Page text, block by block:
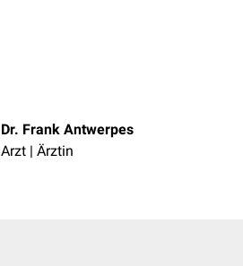
Dr. Frank Antwerpes
Arzt | Ärztin